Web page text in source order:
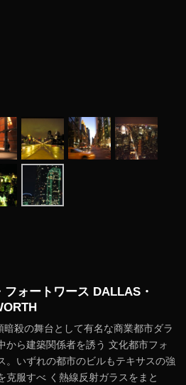
フォートワース DALLAS・
暗殺の舞台として有名な商業都市ダラ
から建築関係者を誘う 文化都市フォ
。いずれの都市のビルもテキサスの強
克服すべ く熱線反射ガラスをまと